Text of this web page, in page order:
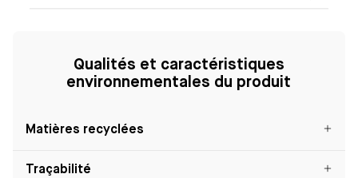
Qualités et caractéristiques
environnementales du produit
Matières recyclées
Traçabilité